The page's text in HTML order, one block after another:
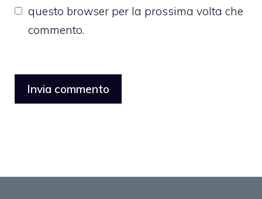
questo browser per la prossima volta che
commento.